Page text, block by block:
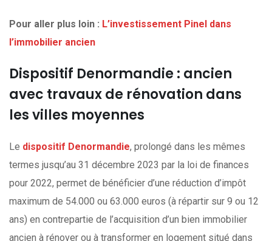
Pour aller plus loin : L’investissement Pinel dans
l’immobilier ancien
Dispositif Denormandie : ancien
avec travaux de rénovation dans
les villes moyennes
Le dispositif Denormandie, prolongé dans les mêmes
termes jusqu’au 31 décembre 2023 par la loi de finances
pour 2022, permet de bénéficier d’une réduction d’impôt
maximum de 54.000 ou 63.000 euros (à répartir sur 9 ou 12
ans) en contrepartie de l’acquisition d’un bien immobilier
ancien à rénover ou à transformer en logement situé dans